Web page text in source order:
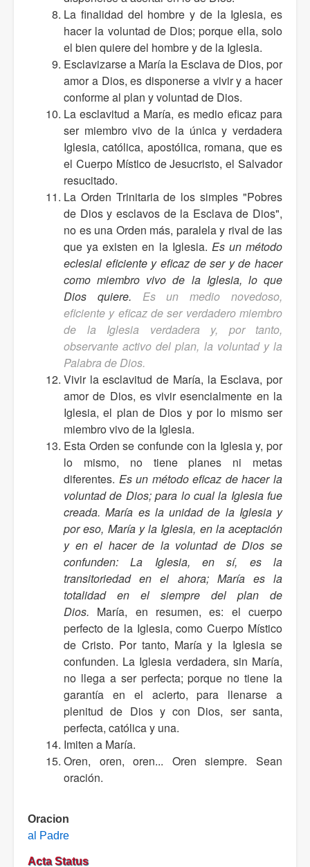
La finalidad del hombre y de la Iglesia, es
hacer la voluntad de Dios; porque ella, solo
el bien quiere del hombre y de la Iglesia.
Esclavizarse a María la Esclava de Dios, por
amor a Dios, es disponerse a vivir y a hacer
conforme al plan y voluntad de Dios.
La esclavitud a María, es medio eficaz para
ser miembro vivo de la única y verdadera
Iglesia, católica, apostólica, romana, que es
el Cuerpo Místico de Jesucristo, el Salvador
resucitado.
La Orden Trinitaria de los simples "Pobres
de Dios y esclavos de la Esclava de Dios",
no es una Orden más, paralela y rival de las
que ya existen en la Iglesia. Es un método
eclesial eficiente y eficaz de ser y de hacer
como miembro vivo de la Iglesia, lo que
Dios quiere. Es un medio novedoso,
eficiente y eficaz de ser verdadero miembro
de la Iglesia verdadera y, por tanto,
observante activo del plan, la voluntad y la
Palabra de Dios.
Vivir la esclavitud de María, la Esclava, por
amor de Dios, es vivir esencialmente en la
Iglesia, el plan de Dios y por lo mismo ser
miembro vivo de la Iglesia.
Esta Orden se confunde con la Iglesia y, por
lo mismo, no tiene planes ni metas
diferentes. Es un método eficaz de hacer la
voluntad de Dios; para lo cual la Iglesia fue
creada. María es la unidad de la Iglesia y
por eso, María y la Iglesia, en la aceptación
y en el hacer de la voluntad de Dios se
confunden: La Iglesia, en sí, es la
transitoriedad en el ahora; María es la
totalidad en el siempre del plan de
Dios. María, en resumen, es: el cuerpo
perfecto de la Iglesia, como Cuerpo Místico
de Cristo. Por tanto, María y la Iglesia se
confunden. La Iglesia verdadera, sin María,
no llega a ser perfecta; porque no tiene la
garantía en el acierto, para llenarse a
plenitud de Dios y con Dios, ser santa,
perfecta, católica y una.
Imiten a María.
Oren, oren, oren... Oren siempre. Sean
oración.
Oracion
al Padre
Acta Status